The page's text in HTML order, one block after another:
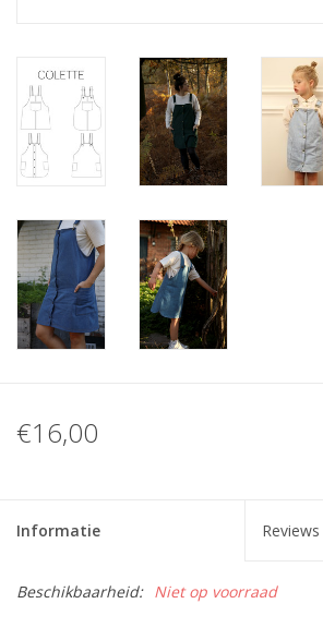
€16,00
Informatie Reviews
Beschikbaarheid: Niet op voorraad